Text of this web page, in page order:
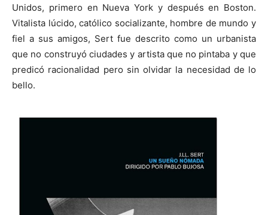
Unidos, primero en Nueva York y después en Boston.
Vitalista lúcido, católico socializante, hombre de mundo y
fiel a sus amigos, Sert fue descrito como un urbanista
que no construyó ciudades y artista que no pintaba y que
predicó racionalidad pero sin olvidar la necesidad de lo
bello.